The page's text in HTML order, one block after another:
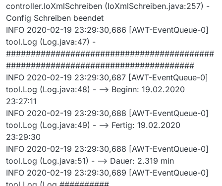
controller.IoXmlSchreiben (IoXmlSchreiben.java:257) -
Config Schreiben beendet
INFO 2020-02-19 23:29:30,686 [AWT-EventQueue-0]
tool.Log (Log.java:47) -
##########################################
######################################
INFO 2020-02-19 23:29:30,687 [AWT-EventQueue-0]
tool.Log (Log.java:48) - --> Beginn: 19.02.2020
23:27:11
INFO 2020-02-19 23:29:30,688 [AWT-EventQueue-0]
tool.Log (Log.java:49) - --> Fertig: 19.02.2020
23:29:30
INFO 2020-02-19 23:29:30,688 [AWT-EventQueue-0]
tool.Log (Log.java:51) - --> Dauer: 2.319 min
INFO 2020-02-19 23:29:30,689 [AWT-EventQueue-0]